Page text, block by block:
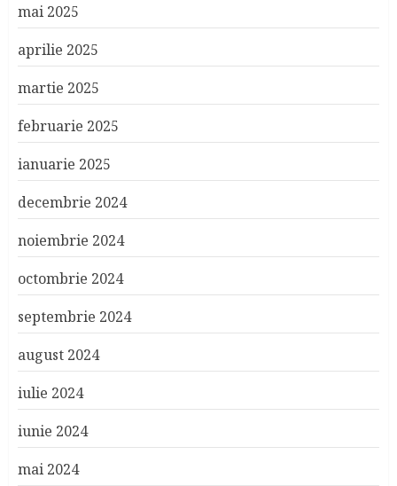
mai 2025
aprilie 2025
martie 2025
februarie 2025
ianuarie 2025
decembrie 2024
noiembrie 2024
octombrie 2024
septembrie 2024
august 2024
iulie 2024
iunie 2024
mai 2024